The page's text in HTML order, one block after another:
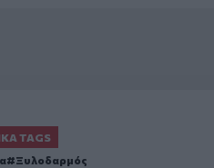
TAGS
Ξυλοδαρμός